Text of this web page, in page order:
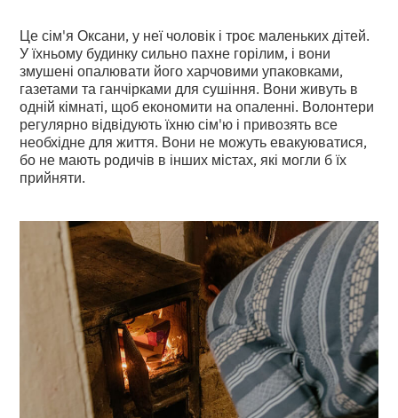
Це сім'я Оксани, у неї чоловік і троє маленьких дітей.
У їхньому будинку сильно пахне горілим, і вони
змушені опалювати його харчовими упаковками,
газетами та ганчірками для сушіння. Вони живуть в
одній кімнаті, щоб економити на опаленні. Волонтери
регулярно відвідують їхню сім'ю і привозять все
необхідне для життя. Вони не можуть евакуюватися,
бо не мають родичів в інших містах, які могли б їх
прийняти.